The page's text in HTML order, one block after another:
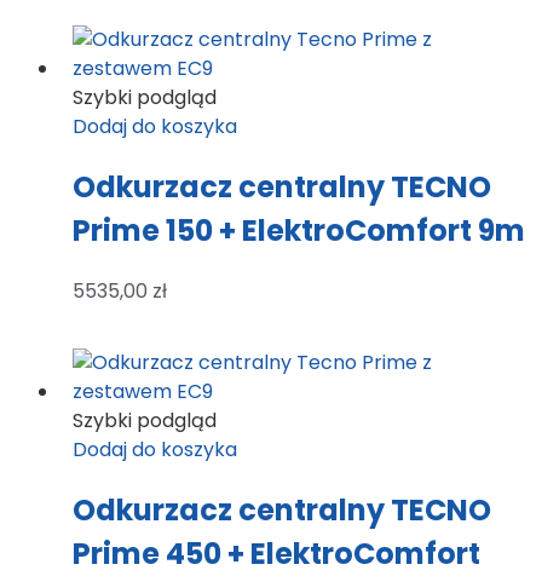
Szybki podgląd
Dodaj do koszyka
Odkurzacz centralny TECNO
Prime 150 + ElektroComfort 9m
5535,00 zł
Szybki podgląd
Dodaj do koszyka
Odkurzacz centralny TECNO
Prime 450 + ElektroComfort